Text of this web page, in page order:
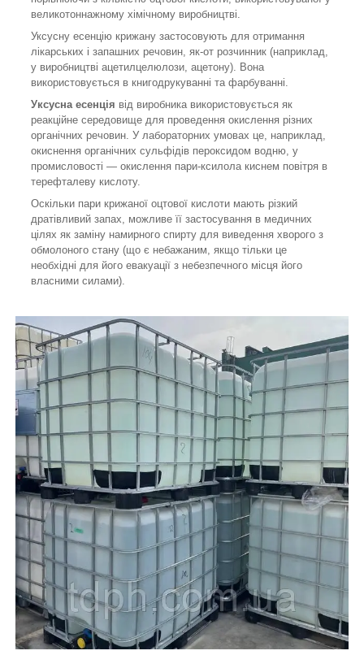
великотоннажному хімічному виробництві.
Уксусну есенцію крижану застосовують для отримання
лікарських і запашних речовин, як-от розчинник (наприклад,
у виробництві ацетилцелюлози, ацетону). Вона
використовується в книгодрукуванні та фарбуванні.
Уксусна есенція від виробника використовується як
реакційне середовище для проведення окислення різних
органічних речовин. У лабораторних умовах це, наприклад,
окиснення органічних сульфідів пероксидом водню, у
промисловості — окислення пари-ксилола киснем повітря в
терефталеву кислоту.
Оскільки пари крижаної оцтової кислоти мають різкий
дратівливий запах, можливе її застосування в медичних
цілях як заміну намирного спирту для виведення хворого з
обмолоного стану (що є небажаним, якщо тільки це
необхідні для його евакуації з небезпечного місця його
власними силами).